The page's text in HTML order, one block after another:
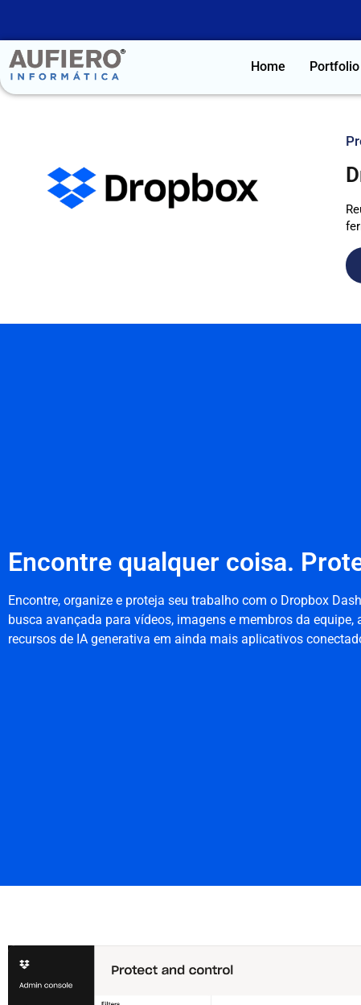
Home Portfolio
Encontre qualquer coisa.
Encontre, organize e proteja seu trabalho com o Dropbox
busca avançada para vídeos, imagens e membros da equipe,
recursos de IA generativa em ainda mais aplicativos